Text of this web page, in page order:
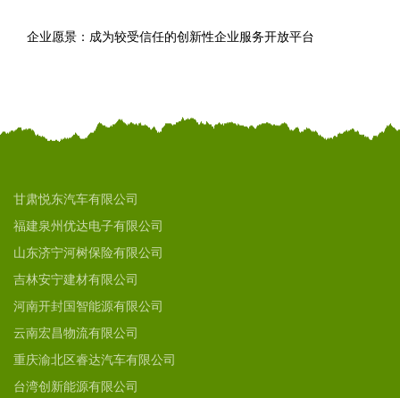
企业愿景：成为较受信任的创新性企业服务开放平台
甘肃悦东汽车有限公司
福建泉州优达电子有限公司
山东济宁河树保险有限公司
吉林安宁建材有限公司
河南开封国智能源有限公司
云南宏昌物流有限公司
重庆渝北区睿达汽车有限公司
台湾创新能源有限公司